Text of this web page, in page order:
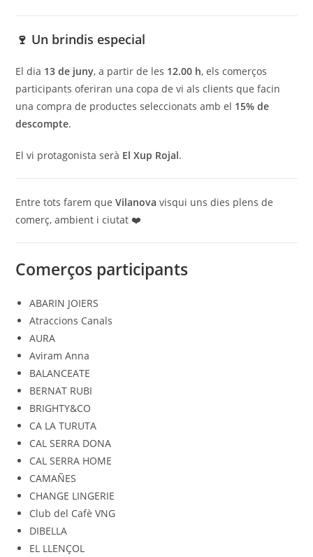
🍷 Un brindis especial
El dia 13 de juny, a partir de les 12.00 h, els comerços
participants oferiran una copa de vi als clients que facin
una compra de productes seleccionats amb el 15% de
descompte.
El vi protagonista serà El Xup Rojal.
Entre tots farem queVilanova visqui uns dies plens de
comerç, ambient i ciutat ❤️
Comerços participants
ABARIN JOIERS
Atraccions Canals
AURA
Aviram Anna
BALANCEATE
BERNAT RUBI
BRIGHTY&CO
CA LA TURUTA
CAL SERRA DONA
CAL SERRA HOME
CAMAÑES
CHANGE LINGERIE
Club del Cafè VNG
DIBELLA
EL LLENÇOL